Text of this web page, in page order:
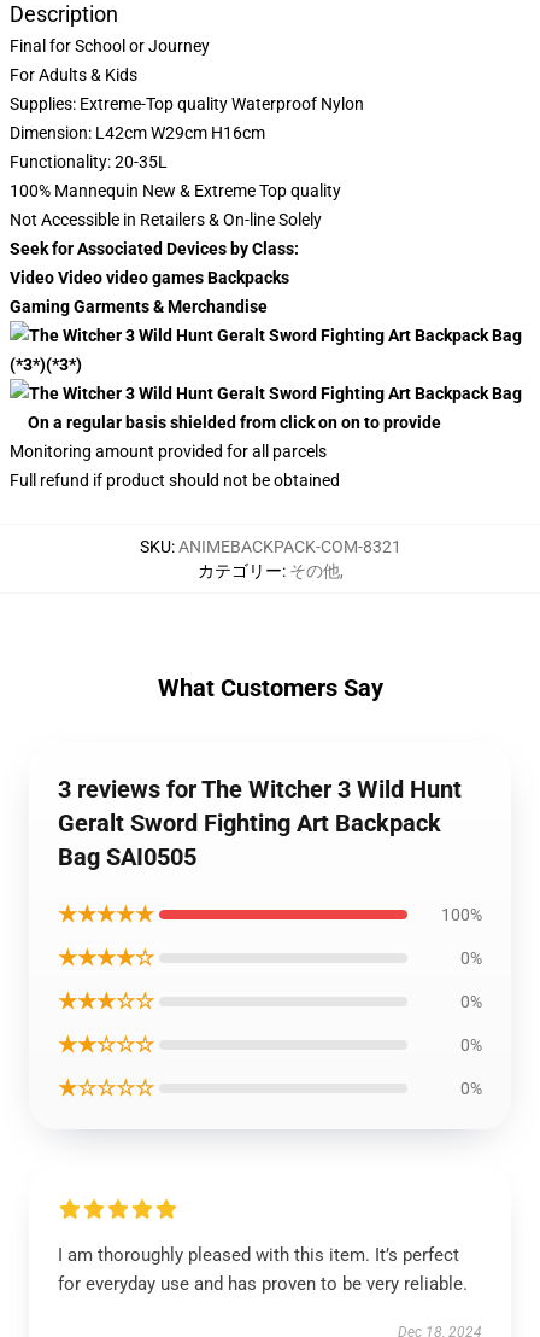
Description
Final for School or Journey
For Adults & Kids
Supplies: Extreme-Top quality Waterproof Nylon
Dimension: L42cm W29cm H16cm
Functionality: 20-35L
100% Mannequin New & Extreme Top quality
Not Accessible in Retailers & On-line Solely
Seek for Associated Devices by Class:
Video Video video games Backpacks
Gaming Garments & Merchandise
(*3*)(*3*)
On a regular basis shielded from click on on to provide
Monitoring amount provided for all parcels
Full refund if product should not be obtained
SKU:ANIMEBACKPACK-COM-8321
カテゴリー: その他,
What Customers Say
3 reviews for The Witcher 3 Wild Hunt
Geralt Sword Fighting Art Backpack
Bag SAI0505
★★★★★ 100%
★★★★☆ 0%
★★★☆☆ 0%
★★☆☆☆ 0%
★☆☆☆☆ 0%
I am thoroughly pleased with this item. It’s perfect
for everyday use and has proven to be very reliable.
Dec 18, 2024